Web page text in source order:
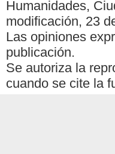
Humanidades,
modificación, 23
Las opiniones
publicación.
Se autoriza la
cuando se cite la